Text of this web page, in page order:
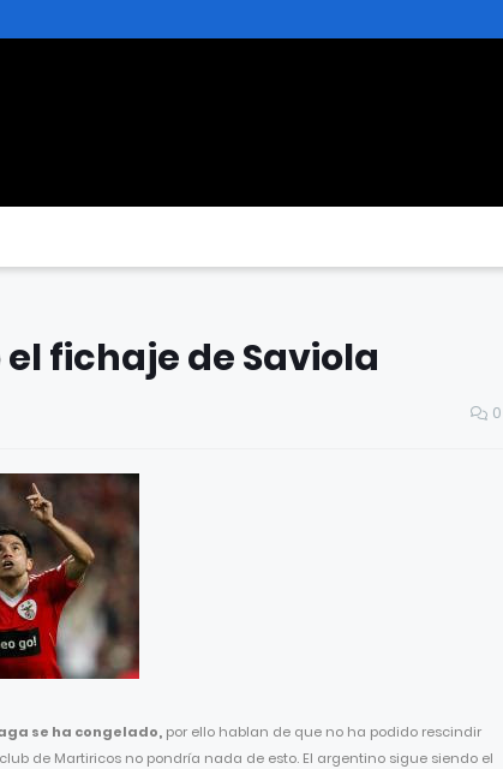
fichaje de Saviola
0
se ha congelado, por ello hablan de que no ha podido rescindir
de Martiricos no pondría nada de esto. El argentino sigue siendo el